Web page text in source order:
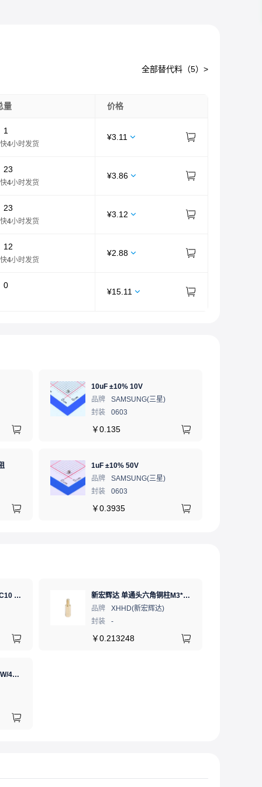
全部替代料（5）>
量 价格
1
4小时发货
¥3.11
23
4小时发货
¥3.86
23
4小时发货
¥3.12
12
4小时发货
¥2.88
0
¥15.11
10uF ±10% 10V
品牌
SAMSUNG(三星)
封装
0603
￥0.135
1uF ±10% 50V
品牌
SAMSUNG(三星)
封装
0603
￥0.3935
SD卡 工业级 TLC 64GB C10 U3 V30 A2 SDXC LDPC纠错 PE 3K 无人机、行车记录仪、安防监控适配
新宏辉达 单通头六角铜柱M3*11+6 PCBA主板隔离螺柱
品牌
XHHD(新宏辉达)
封装
-
￥0.213248
GJ(黄花高洁)，电烙铁30W/40W/60W锡焊电烙铁焊接工具电焊笔手机电子维修（内热35W），NO.435(35W)